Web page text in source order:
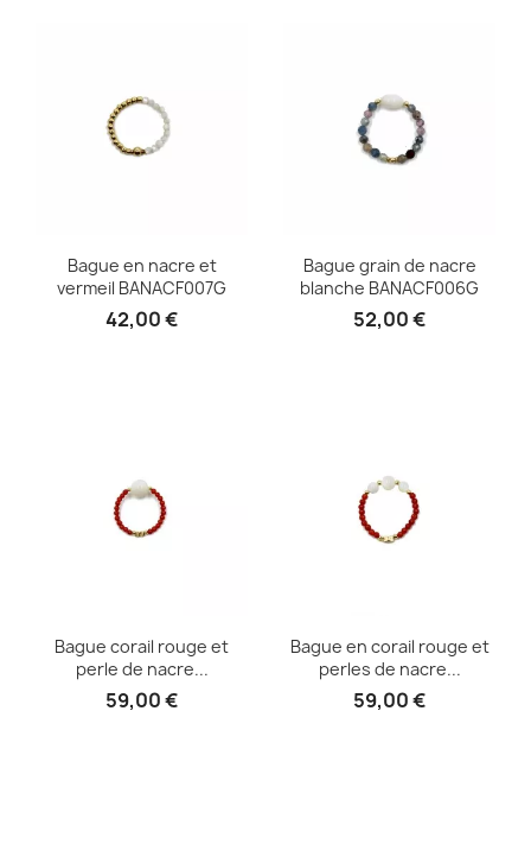
Bague en nacre et
vermeil BANACF007G
42,00 €
Bague grain de nacre
blanche BANACF006G
52,00 €
Bague corail rouge et
perle de nacre...
59,00 €
Bague en corail rouge et
perles de nacre...
59,00 €